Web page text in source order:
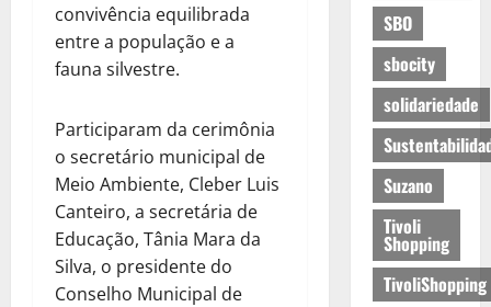
convivência equilibrada
entre a população e a
fauna silvestre.
Participaram da cerimônia
o secretário municipal de
Meio Ambiente, Cleber Luis
Canteiro, a secretária de
Educação, Tânia Mara da
Silva, o presidente do
Conselho Municipal de
SBO
sbocity
solidariedade
Suzano
Tivoli
Shopping
TivoliShopping